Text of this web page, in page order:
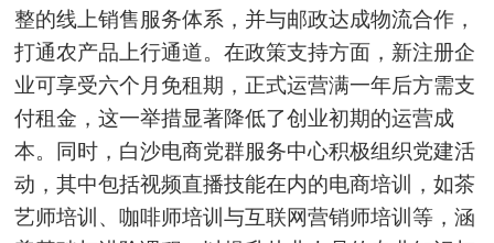
整的线上销售服务体系，并与邮政达成物流合作，
打通农产品上行通道。在政策支持方面，新注册企
业可享受六个月免租期，正式运营满一年后方需支
付租金，这一举措显著降低了创业初期的运营成
本。同时，白沙电商党群服务中心积极组织党建活
动，其中包括视频直播技能在内的电商培训，如茶
艺师培训、咖啡师培训与互联网营销师培训等，涵